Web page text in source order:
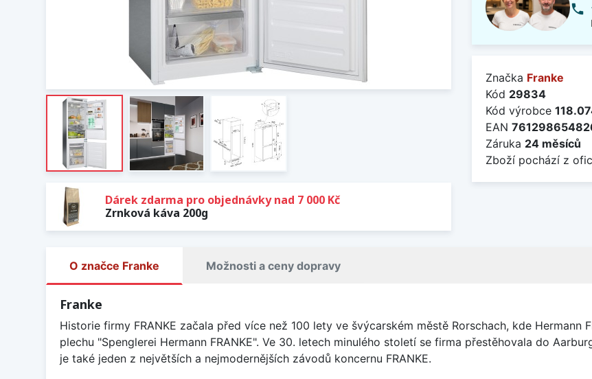
Dárek zdarma pro objednávky nad 7 000 Kč
Zrnková káva 200g
phone
Značka Franke
Kód 29834
Kód výrobce
EAN
Záruka 24 měsíců
Zboží pochází z
O značce Franke Možnosti a ceny dopravy
Franke
Historie firmy FRANKE začala před více než 100 lety ve švýcarském městě Rorschach, kde Hermann
plechu "Spenglerei Hermann FRANKE". Ve 30. letech minulého století se firma přestěhovala do
je také jeden z největších a nejmodernějších závodů koncernu FRANKE.